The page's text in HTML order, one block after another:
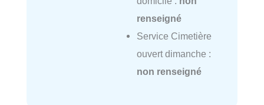
renseigné
Service Cimetière
ouvert dimanche :
non renseigné